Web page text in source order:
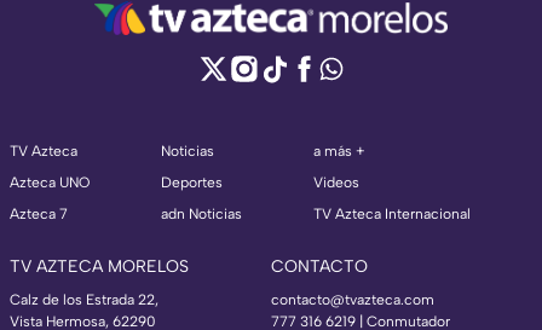
TV Azteca
Azteca UNO
Azteca 7
Noticias
Deportes
adn Noticias
a más +
Videos
TV Azteca Internacional
TV AZTECA MORELOS
Calz de los Estrada 22,
Vista Hermosa, 62290
CONTACTO
contacto@tvazteca.com
777 316 6219 | Conmutador